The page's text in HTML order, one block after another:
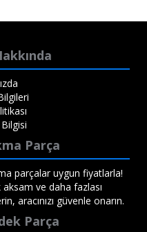
Parça
parçalar uygun fiyatlarla!
ve daha fazlası
aracınızı güvenle onarın.
Parça